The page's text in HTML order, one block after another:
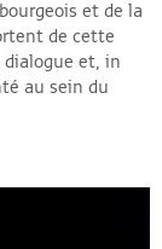
et de la
de cette
dialogue et, in
au sein du